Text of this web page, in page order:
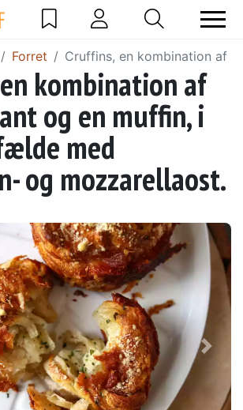
Forret Cruffins, en kombination af
kombination af
og en muffin, i
med
og mozzarellaost.